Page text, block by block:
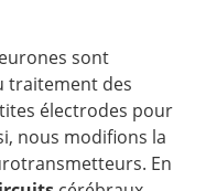
sont
traitement des
électrodes pour
nous modifions la
En